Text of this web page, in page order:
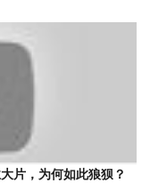
片，为何如此狼狈？